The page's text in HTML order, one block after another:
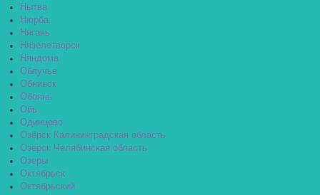
Нытва
Нюрба
Нягань
Нязелетворск
Няндома
Облучье
Обнинск
Обоянь
Обь
Одинцово
Озёрск Калининградская область
Озерск Челябинская область
Озеры
Октябрьск
Октябрьский